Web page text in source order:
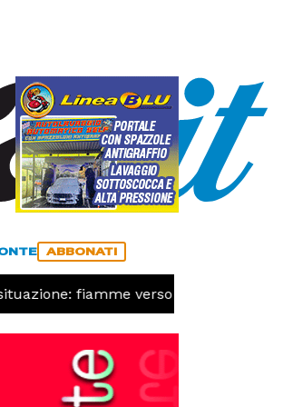
ABBONATI
fiamme verso Desertetto,